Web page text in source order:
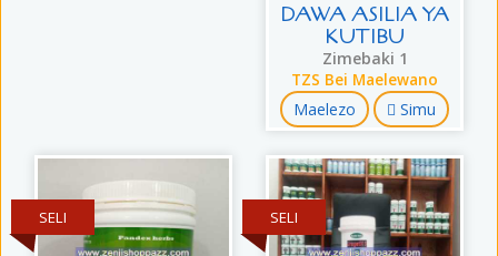
DAWA ASILIA YA
KUTIBU
Zimebaki 1
TZS Bei Maelewano
Maelezo Simu
SELI SELI